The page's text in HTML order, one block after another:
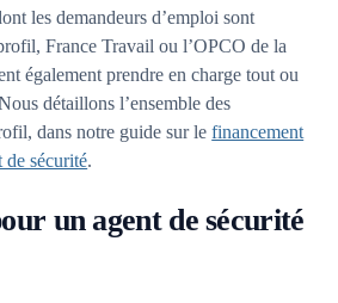
les demandeurs d’emploi sont
France Travail ou l’OPCO de la
également prendre en charge tout ou
détaillons l’ensemble des
dans notre guide sur lefinancement
de sécurité.
un agent de sécurité